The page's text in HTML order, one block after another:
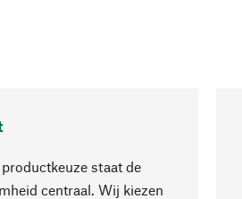
staat de
centraal. Wij kiezen